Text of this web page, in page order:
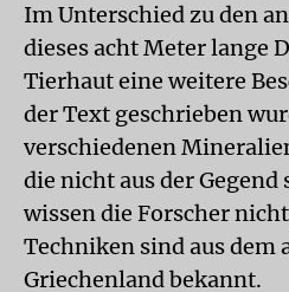
Im Unterschied zu den
dieses acht Meter lange
Tierhaut eine weitere
der Text geschrieben
verschiedenen
die nicht aus der Gegend
wissen die Forscher
Techniken sind aus dem
Griechenland bekannt.